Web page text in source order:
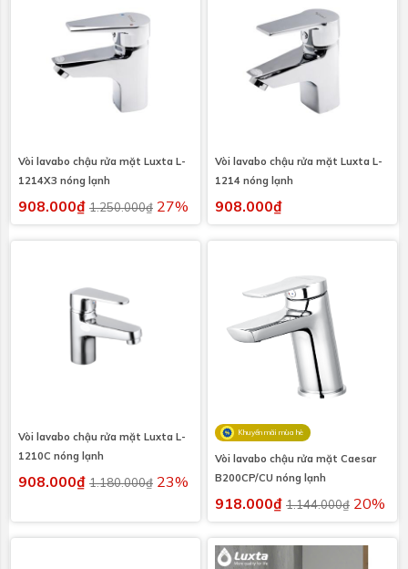
Vòi lavabo chậu rửa mặt Luxta L-
1214X3 nóng lạnh
908.000₫ 1.250.000₫ 27%
Vòi lavabo chậu rửa mặt Luxta L-
1214 nóng lạnh
908.000₫
Vòi lavabo chậu rửa mặt Luxta L-
1210C nóng lạnh
908.000₫ 1.180.000₫ 23%
Khuyến mãi mùa hè
Vòi lavabo chậu rửa mặt Caesar
B200CP/CU nóng lạnh
918.000₫ 1.144.000₫ 20%